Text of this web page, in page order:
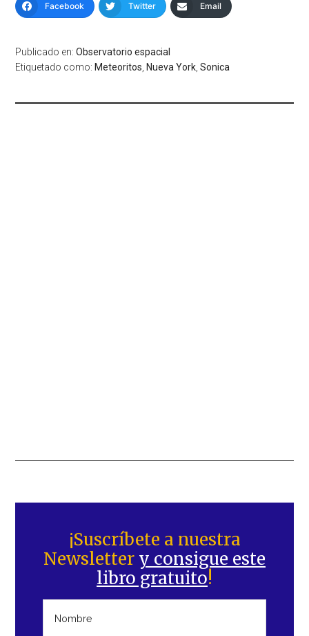
Facebook Twitter Email
Publicado en:Observatorio espacial
Etiquetado como: Meteoritos Nueva York ,Sonica
lateral
principal
¡Suscríbete a nuestra
Newsletter y consigue este
libro gratuito!